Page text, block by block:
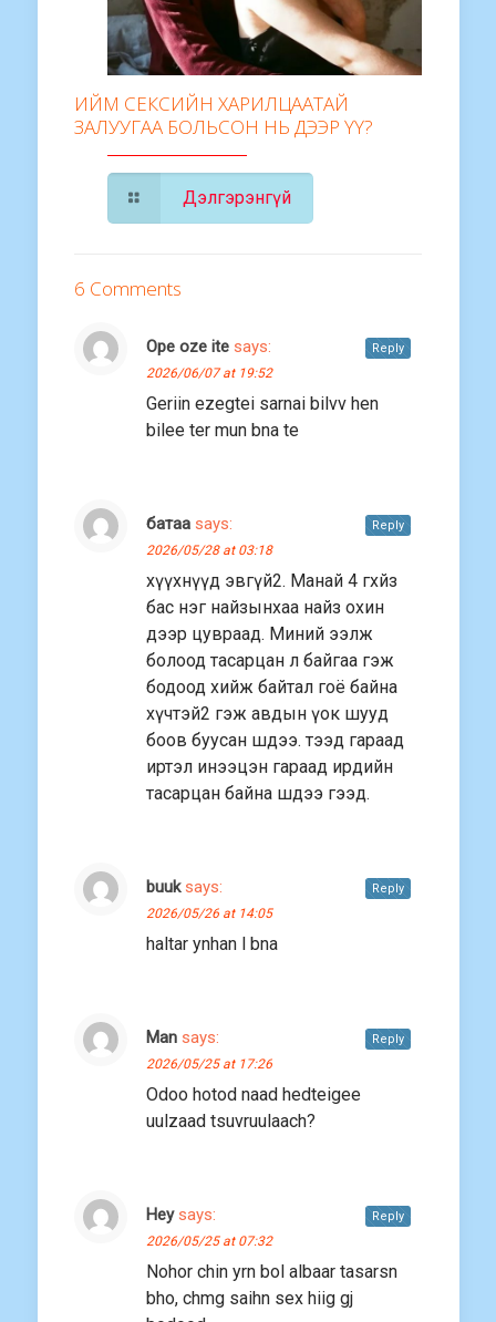
ИЙМ СЕКСИЙН ХАРИЛЦААТАЙ
ЗАЛУУГАА БОЛЬСОН НЬ ДЭЭР ҮҮ?
Дэлгэрэнгүй
6 Comments
Ope oze ite says:
2026/06/07 at 19:52
Geriin ezegtei sarnai bilvv hen
bilee ter mun bna te
Reply
батаа says:
2026/05/28 at 03:18
хүүхнүүд эвгүй2. Манай 4 гхйз
бас нэг найзынхаа найз охин
дээр цувраад. Миний ээлж
болоод тасарцан л байгаа гэж
бодоод хийж байтал гоё байна
хүчтэй2 гэж авдын үок шууд
боов буусан шдээ. тээд гараад
иртэл инээцэн гараад ирдийн
тасарцан байна шдээ гээд.
Reply
buuk says:
2026/05/26 at 14:05
haltar ynhan l bna
Reply
Man says:
2026/05/25 at 17:26
Odoo hotod naad hedteigee
uulzaad tsuvruulaach?
Reply
Hey says:
2026/05/25 at 07:32
Nohor chin yrn bol albaar tasarsn
bho, chmg saihn sex hiig gj
Reply